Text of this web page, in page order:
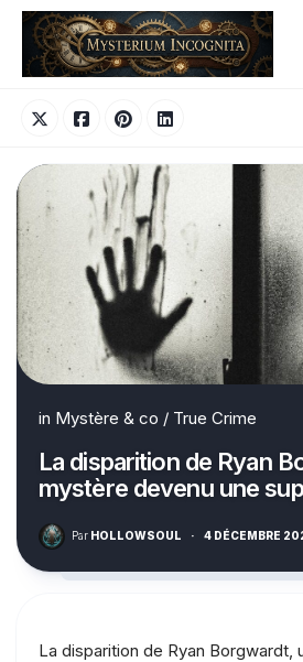
Skip
content
in Mystère & co / True Crime
La disparition de Ryan
mystère devenu une
Par HOLLOWSOUL · 4 DÉCEMBRE
La disparition de Ryan Borgwardt,